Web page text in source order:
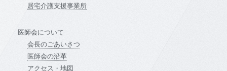
居宅介護支援事業所
医師会について
会長のごあいさつ
医師会の沿革
アクセス・地図